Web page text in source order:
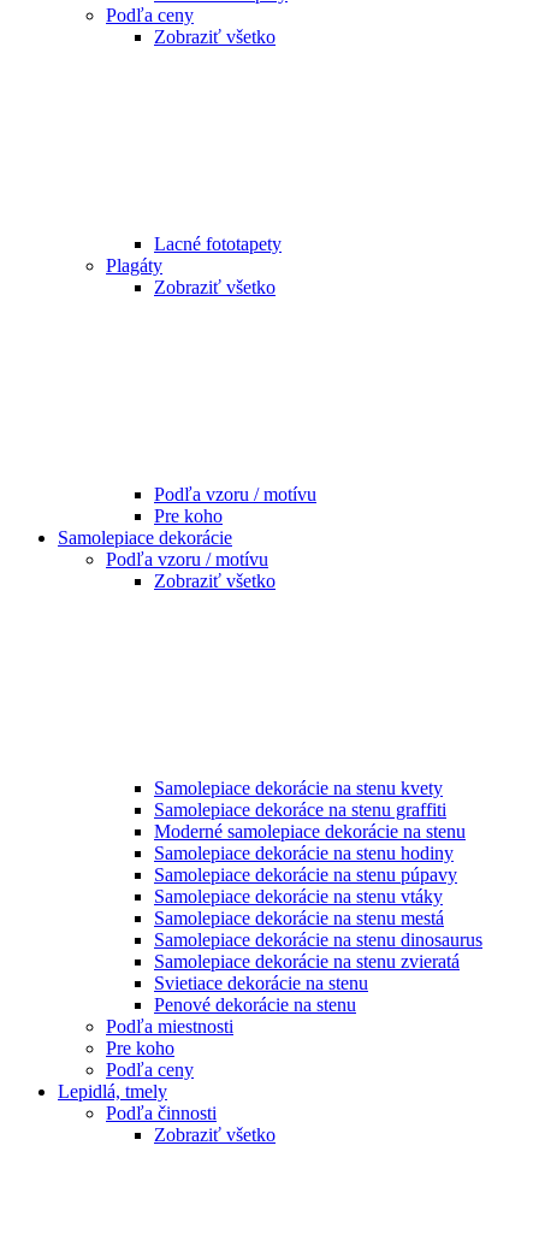
Podľa ceny
Zobraziť všetko
Lacné fototapety
Plagáty
Zobraziť všetko
Podľa vzoru / motívu
Pre koho
Samolepiace dekorácie
Podľa vzoru / motívu
Zobraziť všetko
Samolepiace dekorácie na stenu kvety
Samolepiace dekoráce na stenu graffiti
Moderné samolepiace dekorácie na stenu
Samolepiace dekorácie na stenu hodiny
Samolepiace dekorácie na stenu púpavy
Samolepiace dekorácie na stenu vtáky
Samolepiace dekorácie na stenu mestá
Samolepiace dekorácie na stenu dinosaurus
Samolepiace dekorácie na stenu zvieratá
Svietiace dekorácie na stenu
Penové dekorácie na stenu
Podľa miestnosti
Pre koho
Podľa ceny
Lepidlá, tmely
Podľa činnosti
Zobraziť všetko